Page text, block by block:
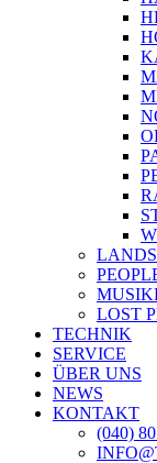
LOST
TECHNIK
SERVICE
ÜBER UNS
NEWS
KONTAKT
(040)